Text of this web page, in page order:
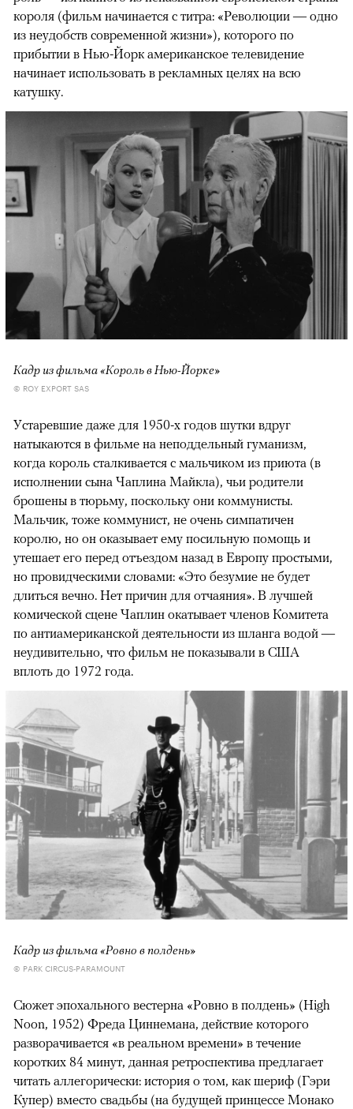
короля (фильм начинается с титра: «Революции — одно
из неудобств современной жизни»), которого по
прибытии в Нью-Йорк американское телевидение
начинает использовать в рекламных целях на всю
катушку.
Кадр из фильма «Король в Нью-Йорке»
© ROY EXPORT SAS
Устаревшие даже для 1950-х годов шутки вдруг
натыкаются в фильме на неподдельный гуманизм,
когда король сталкивается с мальчиком из приюта (в
исполнении сына Чаплина Майкла), чьи родители
брошены в тюрьму, поскольку они коммунисты.
Мальчик, тоже коммунист, не очень симпатичен
королю, но он оказывает ему посильную помощь и
утешает его перед отъездом назад в Европу простыми,
но провидческими словами: «Это безумие не будет
длиться вечно. Нет причин для отчаяния». В лучшей
комической сцене Чаплин окатывает членов Комитета
по антиамериканской деятельности из шланга водой —
неудивительно, что фильм не показывали в США
вплоть до 1972 года.
Кадр из фильма «Ровно в полдень»
© PARK CIRCUS-PARAMOUNT
Сюжет эпохального вестерна «Ровно в полдень» (High
Noon, 1952) Фреда Циннемана, действие которого
разворачивается «в реальном времени» в течение
коротких 84 минут, данная ретроспектива предлагает
читать аллегорически: история о том, как шериф (Гэри
Купер) вместо свадьбы (на будущей принцессе Монако